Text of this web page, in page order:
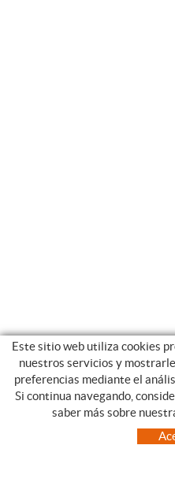
CATEGORIAS
Este sitio web utiliza cookies
nuestros servicios y
preferencias mediante el
Si continua navegando,
saber más sobre